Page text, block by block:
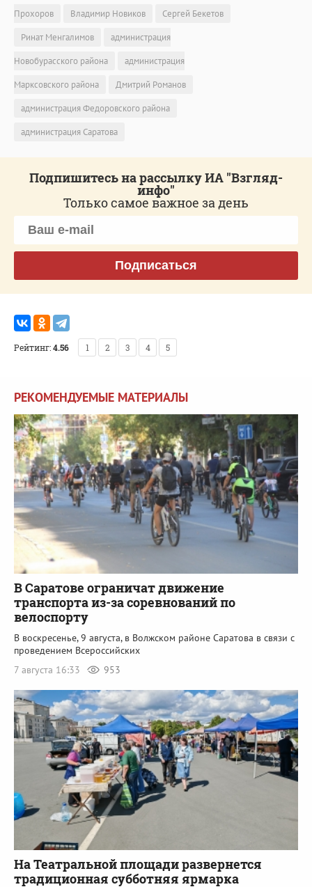
Прохоров Владимир Новиков
Сергей Бекетов
Ринат Менгалимов
администрация
Новобурасского района
администрация
Марксовского района
Дмитрий Романов
администрация Федоровского района
администрация Саратова
Подпишитесь на рассылку ИА "Взгляд-
инфо"
Только самое важное за день
Подписаться
Рейтинг:4.56 1 2 3 4 5
РЕКОМЕНДУЕМЫЕ МАТЕРИАЛЫ
В Саратове ограничат движение
транспорта из-за соревнований по
велоспорту
В воскресенье, 9 августа, в Волжском районе Саратова в связи с
проведением Всероссийских
7 августа 16:33
953
На Театральной площади развернется
традиционная субботняя ярмарка